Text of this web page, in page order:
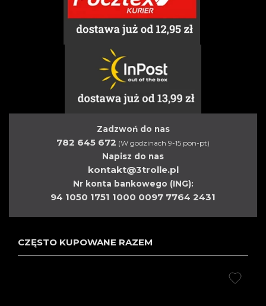
Zadzwoń do nas
782 645 672 (W godzinach 9-15 pon-pt)
Napisz do nas
kontakt@3trolle.pl
Nr konta bankowego (ING):
94 1050 1751 1000 0097 7764 2431
CZĘSTO KUPOWANE RAZEM